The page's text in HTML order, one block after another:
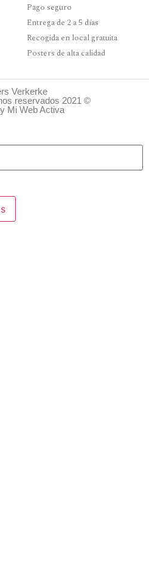
Pago seguro
Entrega de 2 a 5 días
Recogida en local gratuita
Posters de alta calidad
Verkerke
reservados 2021 ©
Mi Web Activa